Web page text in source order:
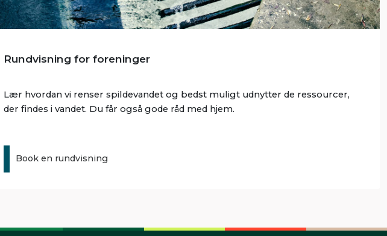
Rundvisning for foreninger
Lær hvordan vi renser spildevandet og bedst muligt udnytter de ressourcer,
der findes i vandet. Du får også gode råd med hjem.
Book en rundvisning